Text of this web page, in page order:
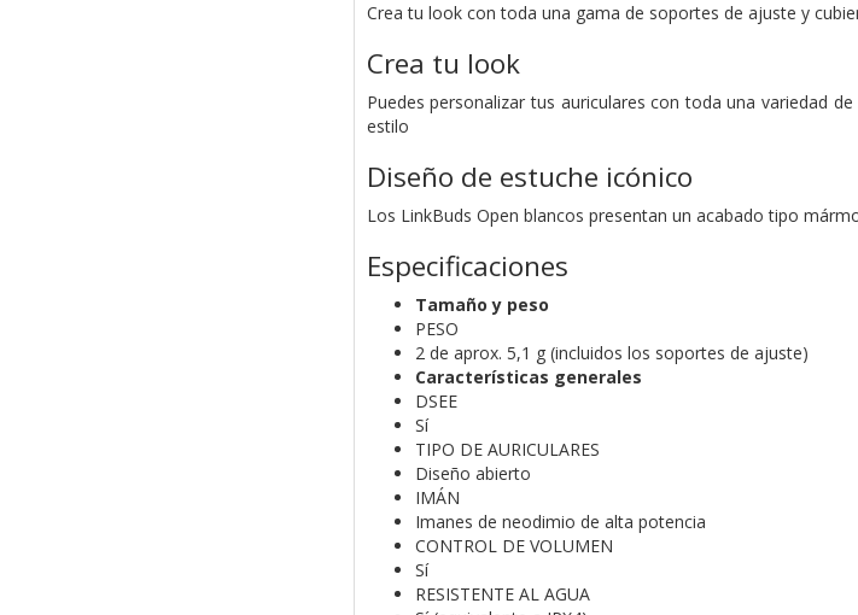
Crea tu look con toda una gama de soportes de ajuste y
Crea tu look
Puedes personalizar tus auriculares con toda una variedad
estilo
Diseño de estuche icónico
Los LinkBuds Open blancos presentan un acabado tipo
Especificaciones
Tamaño y peso
PESO
2 de aprox. 5,1 g (incluidos los soportes de ajuste)
Características generales
DSEE
Sí
TIPO DE AURICULARES
Diseño abierto
IMÁN
Imanes de neodimio de alta potencia
CONTROL DE VOLUMEN
Sí
RESISTENTE AL AGUA